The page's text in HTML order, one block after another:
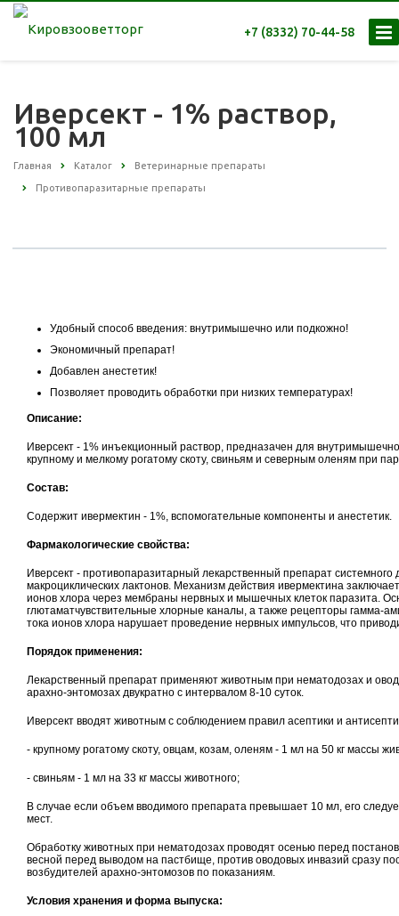
+7 (8332) 70-44-58
Иверсект - 1% раствор,
100 мл
Главная Каталог Ветеринарные препараты
Противопаразитарные препараты
Удобный способ введения: внутримышечно или подкожно!
Экономичный препарат!
Добавлен анестетик!
Позволяет проводить обработки при низких температурах!
Описание:
Иверсект - 1% инъекционный раствор, предназачен для
крупному и мелкому рогатому скоту, свиньям и северным оленям при
Состав:
Содержит ивермектин - 1%, вспомогательные компоненты и анестетик.
Фармакологические свойства:
Иверсект - противопаразитарный лекарственный препарат системного
макроциклических лактонов. Механизм действия ивермектина
ионов хлора через мембраны нервных и мышечных клеток паразита.
глютаматчувствительные хлорные каналы, а также рецепторы гамма-
тока ионов хлора нарушает проведение нервных импульсов, что
Порядок применения:
Лекарственный препарат применяют животным при нематодозах и
арахно-энтомозах двукратно с интервалом 8-10 суток.
Иверсект вводят животным с соблюдением правил асептики и
- крупному рогатому скоту, овцам, козам, оленям - 1 мл на 50 кг массы
- свиньям - 1 мл на 33 кг массы животного;
В случае если объем вводимого препарата превышает 10 мл, его
мест.
Обработку животных при нематодозах проводят осенью перед
весной перед выводом на пастбище, против оводовых инвазий сразу
возбудителей арахно-энтомозов по показаниям.
Условия хранения и форма выпуска: